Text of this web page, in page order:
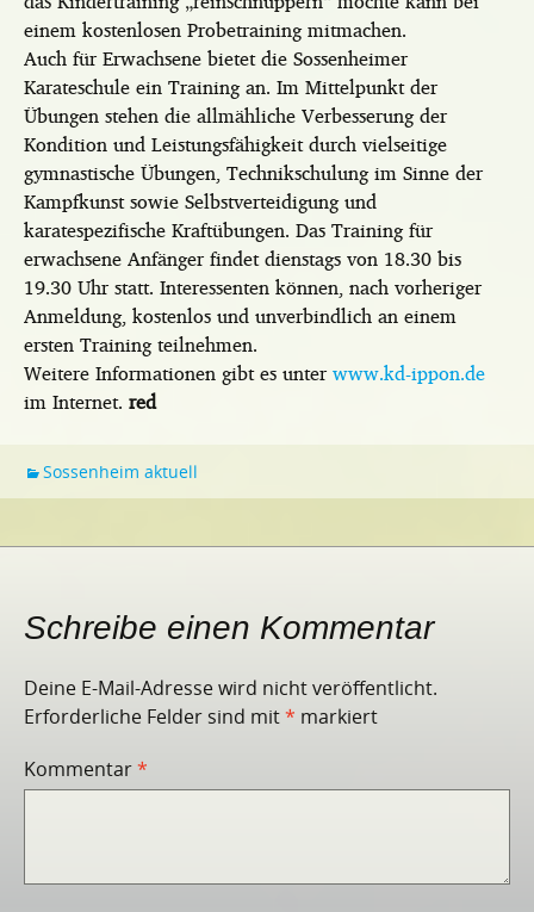
einem kostenlosen Probetraining mitmachen.
Auch für Erwachsene bietet die Sossenheimer
Karateschule ein Training an. Im Mittelpunkt der
Übungen stehen die allmähliche Verbesserung der
Kondition und Leistungsfähigkeit durch vielseitige
gymnastische Übungen, Technikschulung im Sinne der
Kampfkunst sowie Selbstverteidigung und
karatespezifische Kraftübungen. Das Training für
erwachsene Anfänger findet dienstags von 18.30 bis
19.30 Uhr statt. Interessenten können, nach vorheriger
Anmeldung, kostenlos und unverbindlich an einem
ersten Training teilnehmen.
Weitere Informationen gibt es unterwww.kd-ippon.de
im Internet. red
Sossenheim aktuell
Schreibe einen Kommentar
Deine E-Mail-Adresse wird nicht veröffentlicht.
Erforderliche Felder sind mit* markiert
Kommentar*